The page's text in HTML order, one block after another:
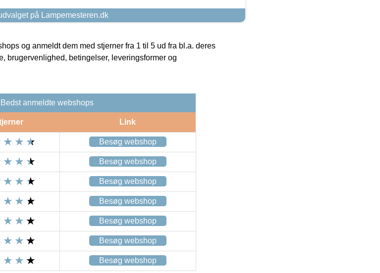
på Lampemesteren.dk
og anmeldt dem med stjerner fra 1 til 5 ud fra bl.a. deres
brugervenlighed, betingelser, leveringsformer og
Bedst anmeldte webshops
Link
Besøg webshop
Besøg webshop
Besøg webshop
Besøg webshop
Besøg webshop
Besøg webshop
Besøg webshop